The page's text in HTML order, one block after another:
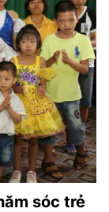
sóc trẻ